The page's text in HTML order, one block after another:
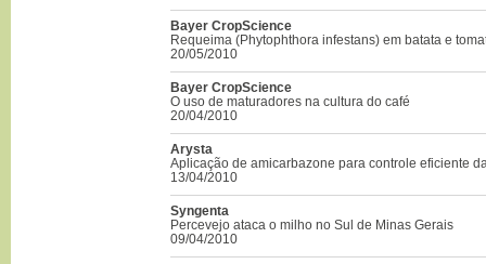
Bayer CropScience
Requeima (Phytophthora infestans) em batata e
20/05/2010
Bayer CropScience
O uso de maturadores na cultura do café
20/04/2010
Arysta
Aplicação de amicarbazone para controle eficiente
13/04/2010
Syngenta
Percevejo ataca o milho no Sul de Minas Gerais
09/04/2010